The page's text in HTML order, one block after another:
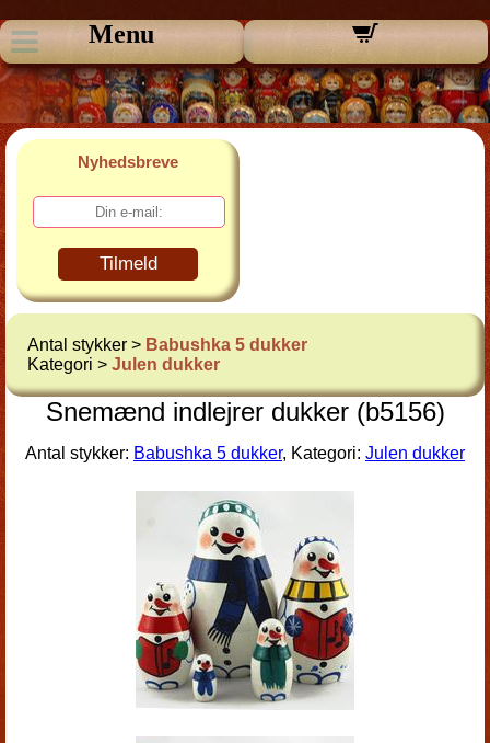
Menu
Nyhedsbreve
Tilmeld
Antal stykker > Babushka 5 dukker
Kategori > Julen dukker
Snemænd indlejrer dukker (b5156)
Antal stykker: Babushka 5 dukker, Kategori: Julen dukker